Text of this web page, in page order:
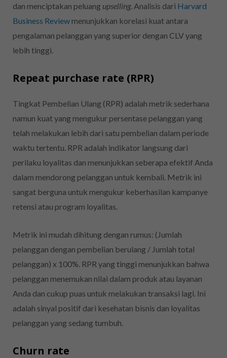
dan menciptakan peluang upselling. Analisis dari Harvard
Business Review menunjukkan korelasi kuat antara
pengalaman pelanggan yang superior dengan CLV yang
lebih tinggi.
Repeat purchase rate (RPR)
Tingkat Pembelian Ulang (RPR) adalah metrik sederhana
namun kuat yang mengukur persentase pelanggan yang
telah melakukan lebih dari satu pembelian dalam periode
waktu tertentu. RPR adalah indikator langsung dari
perilaku loyalitas dan menunjukkan seberapa efektif Anda
dalam mendorong pelanggan untuk kembali. Metrik ini
sangat berguna untuk mengukur keberhasilan kampanye
retensi atau program loyalitas.
Metrik ini mudah dihitung dengan rumus: (Jumlah
pelanggan dengan pembelian berulang / Jumlah total
pelanggan) x 100%. RPR yang tinggi menunjukkan bahwa
pelanggan menemukan nilai dalam produk atau layanan
Anda dan cukup puas untuk melakukan transaksi lagi. Ini
adalah sinyal positif dari kesehatan bisnis dan loyalitas
pelanggan yang sedang tumbuh.
Churn rate